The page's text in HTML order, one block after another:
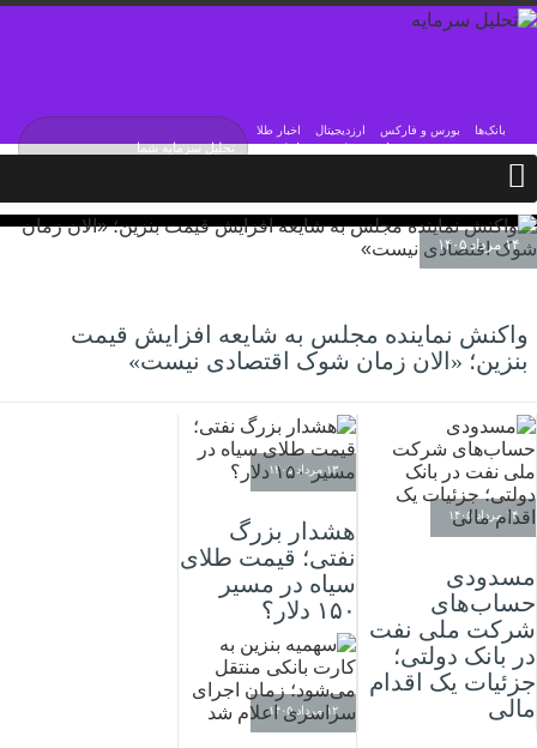
اخبار طلا ارزدیجیتال بورس و فارکس بانک‌ها
چهارشنبه / ۱۴ مرداد / ۱۴۰۵
۱۴ مرداد ۱۴۰۵
واکنش نماینده مجلس به شایعه افزایش قیمت
بنزین؛ «الان زمان شوک اقتصادی نیست»
۱۴ مرداد ۱۴۰۵
مسدودی
حساب‌های
شرکت ملی نفت
در بانک دولتی؛
جزئیات یک اقدام
مالی
۱۳ مرداد ۱۴۰۵
هشدار بزرگ
نفتی؛ قیمت طلای
سیاه در مسیر
۱۵۰ دلار؟
۱۲ مرداد ۱۴۰۵